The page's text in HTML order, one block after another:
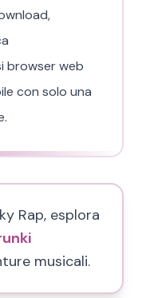
browser web
con solo una
Rap, esplora
musicali.